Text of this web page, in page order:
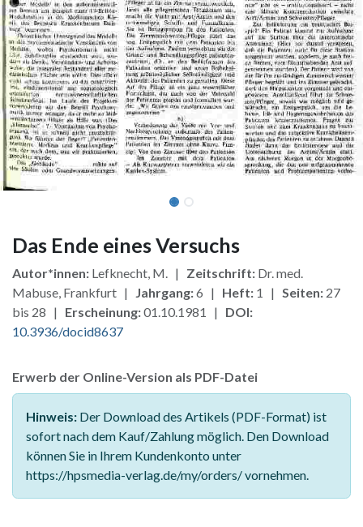
Das Ende eines Versuchs
Autor*innen: Lefknecht, M. | Zeitschrift: Dr. med.
Mabuse, Frankfurt |
Jahrgang:6 | Heft: 1 | Seiten: 27
bis 28 | Erscheinung:01.10.1981 | DOI:
10.3936/docid8637
Erwerb der Online-Version als PDF-Datei
Hinweis: Der Download des Artikels (PDF-Format) ist
sofort nach dem Kauf/Zahlung möglich. Den Download
können Sie in Ihrem Kundenkonto unter
https://hpsmedia-verlag.de/my/orders/ vornehmen.